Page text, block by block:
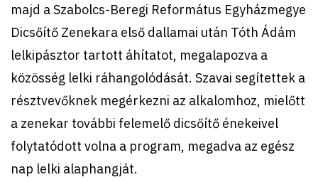
majd a Szabolcs-Beregi Református Egyházmegye
Dicsőítő Zenekara első dallamai után Tóth Ádám
lelkipásztor tartott áhítatot, megalapozva a
közösség lelki ráhangolódását. Szavai segítettek a
résztvevőknek megérkezni az alkalomhoz, mielőtt
a zenekar további felemelő dicsőítő énekeivel
folytatódott volna a program, megadva az egész
nap lelki alaphangját.